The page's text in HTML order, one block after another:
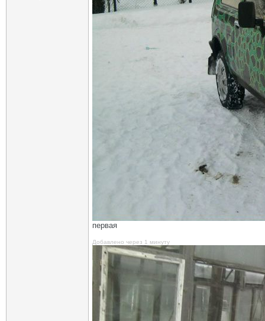
первая
Добавлено через 1 минуту